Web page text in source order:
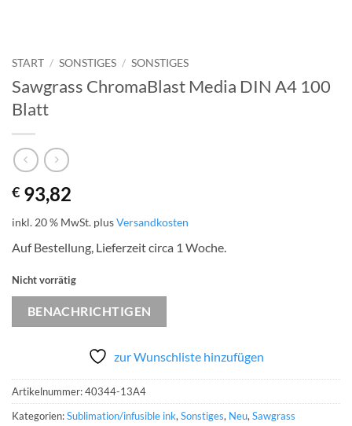
START / SONSTIGES / SONSTIGES
Sawgrass ChromaBlast Media DIN A4 100
Blatt
€ 93,82
inkl. 20 % MwSt. plusVersandkosten
Auf Bestellung, Lieferzeit circa 1 Woche.
Nicht vorrätig
BENACHRICHTIGEN
zur Wunschliste hinzufügen
Artikelnummer:40344-13A4
Kategorien:Sublimation/infusible ink,Sonstiges, Neu,Sawgrass